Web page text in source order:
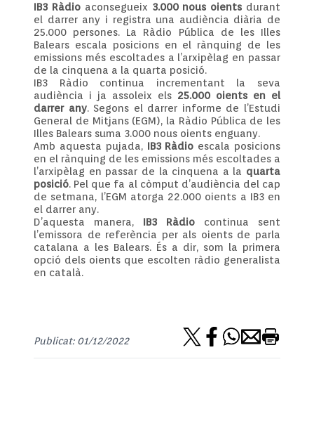
IB3 Ràdioaconsegueix 3.000 nous oients durant
el darrer any i registra una audiència diària de
25.000 persones. La Ràdio Pública de les Illes
Balears escala posicions en el rànquing de les
emissions més escoltades a l’arxipèlag en passar
de la cinquena a la quarta posició.
IB3 Ràdio continua incrementant la seva
audiència i ja assoleix els 25.000 oients en el
darrer any. Segons el darrer informe de l’Estudi
General de Mitjans (EGM), la Ràdio Pública de les
Illes Balears suma 3.000 nous oients enguany.
Amb aquesta pujada, IB3 Ràdio escala posicions
en el rànquing de les emissions més escoltades a
l’arxipèlag en passar de la cinquena a la quarta
posició. Pel que fa al còmput d’audiència del cap
de setmana, l’EGM atorga 22.000 oients a IB3 en
el darrer any.
D’aquesta manera, IB3 Ràdio continua sent
l’emissora de referència per als oients de parla
catalana a les Balears. És a dir, som la primera
opció dels oients que escolten ràdio generalista
en català.
Publicat: 01/12/2022